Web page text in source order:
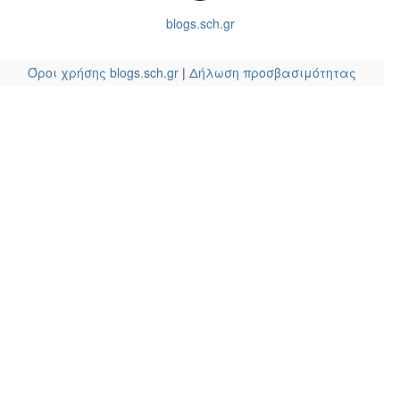
blogs.sch.gr
Όροι χρήσης blogs.sch.gr |Δήλωση προσβασιμότητας